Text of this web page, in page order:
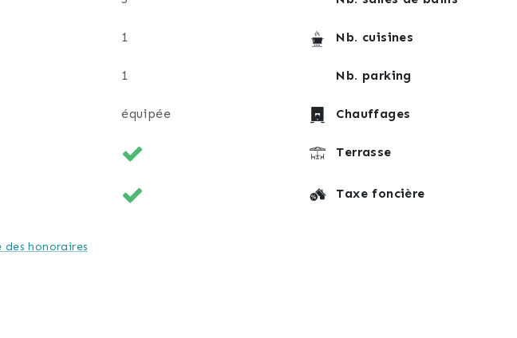
famille ou un premier achat.
charmante maison et programmez une visite en nous contactant dès maintenant.
1 Nb. cuisines
1 Nb. parking
équipée Chauffages
Terrasse
Taxe foncière
des honoraires